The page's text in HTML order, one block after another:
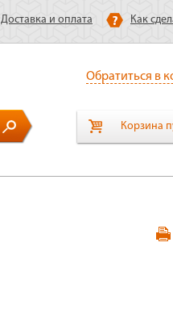
Доставка и оплата Как
Обратиться в
Корзина